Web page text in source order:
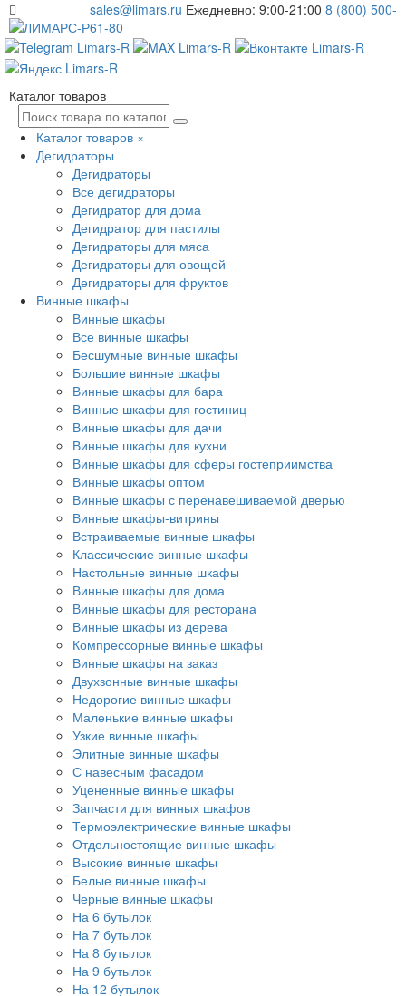
sales@limars.ru Ежедневно: 9:00-21:00 8 (800) 500-
61-80
Каталог товаров
Каталог товаров ×
Дегидраторы
Дегидраторы
Все дегидраторы
Дегидратор для дома
Дегидратор для пастилы
Дегидраторы для мяса
Дегидраторы для овощей
Дегидраторы для фруктов
Винные шкафы
Винные шкафы
Все винные шкафы
Бесшумные винные шкафы
Большие винные шкафы
Винные шкафы для бара
Винные шкафы для гостиниц
Винные шкафы для дачи
Винные шкафы для кухни
Винные шкафы для сферы гостеприимства
Винные шкафы оптом
Винные шкафы с перенавешиваемой дверью
Винные шкафы-витрины
Встраиваемые винные шкафы
Классические винные шкафы
Настольные винные шкафы
Винные шкафы для дома
Винные шкафы для ресторана
Винные шкафы из дерева
Компрессорные винные шкафы
Винные шкафы на заказ
Двухзонные винные шкафы
Недорогие винные шкафы
Маленькие винные шкафы
Узкие винные шкафы
Элитные винные шкафы
С навесным фасадом
Уцененные винные шкафы
Запчасти для винных шкафов
Термоэлектрические винные шкафы
Отдельностоящие винные шкафы
Высокие винные шкафы
Белые винные шкафы
Черные винные шкафы
На 6 бутылок
На 7 бутылок
На 8 бутылок
На 9 бутылок
На 12 бутылок